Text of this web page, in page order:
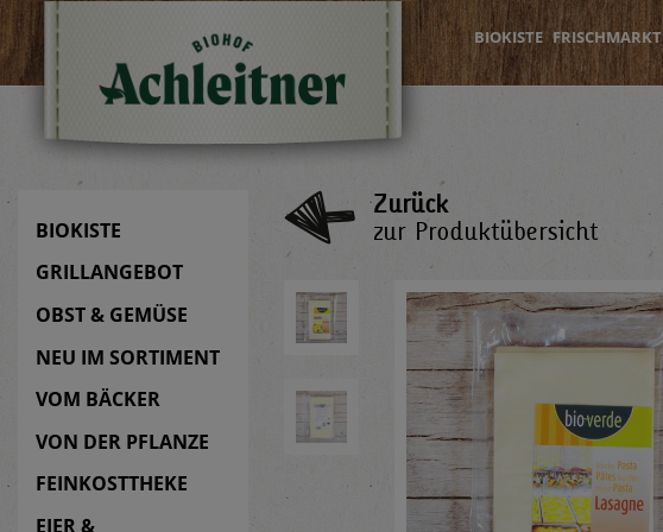
BIOKISTE FRISCHMARKT
BIOKISTE
GRILLANGEBOT
OBST & GEMÜSE
NEU IM SORTIMENT
VOM BÄCKER
VON DER PFLANZE
FEINKOSTTHEKE
EIER &
Zurück
zur Produktübersicht